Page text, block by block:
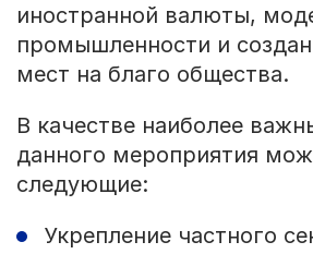
иностранной валюты,
промышленности и
мест на благо общества.
В качестве наиболее
данного мероприятия
следующие:
Укрепление частного